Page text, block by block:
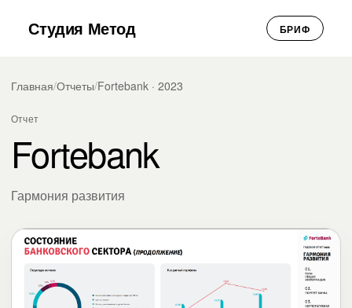
Студия Метод БРИФ
Главная/Отчеты/Fortebank · 2023
Отчет
Fortebank
Гармония развития